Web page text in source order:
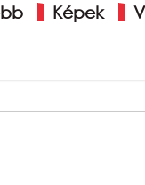
Képek